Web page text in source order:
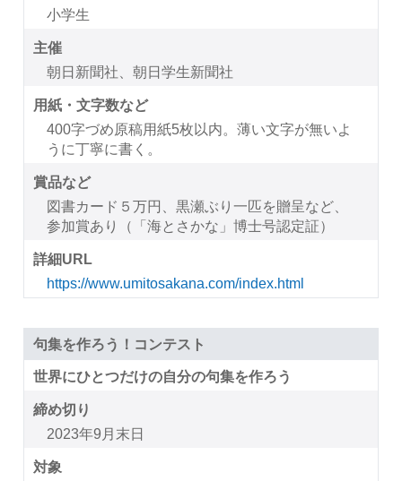
小学生
主催
朝日新聞社、朝日学生新聞社
用紙・文字数など
400字づめ原稿用紙5枚以内。薄い文字が無いよ
うに丁寧に書く。
賞品など
図書カード５万円、黒瀬ぶり一匹を贈呈など、
参加賞あり（「海とさかな」博士号認定証）
詳細URL
https://www.umitosakana.com/index.html
句集を作ろう！コンテスト
世界にひとつだけの自分の句集を作ろう
締め切り
2023年9月末日
対象